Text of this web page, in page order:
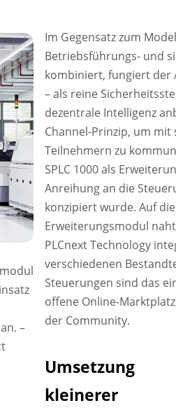
–
Im Gegensatz zum
Betriebsführungs- und
kombiniert, fungiert der
– als reine
dezentrale Intelligenz
Channel-Prinzip, um
Teilnehmern zu
SPLC 1000 als
Anreihung an die
konzipiert wurde. Auf
Erweiterungsmodul
PLCnext Technology
verschiedenen
Steuerungen sind das
offene Online-
der Community.
Umsetzung
kleinerer